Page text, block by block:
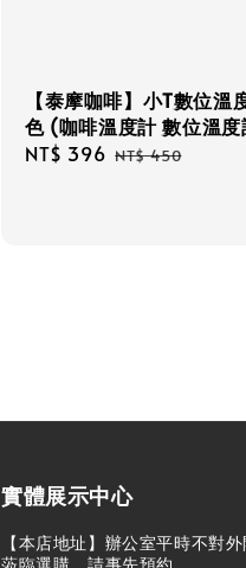
【泰摩咖啡】小T數位溫
色 (咖啡溫度計 數位溫
Sale
NT$ 396 Regular
NT$ 450
實體展示中心
【本店地址】辦公室平時不對